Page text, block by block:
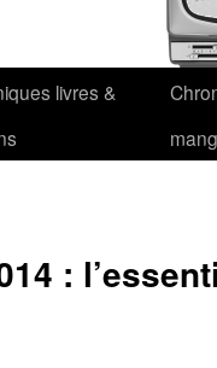
livres &
: